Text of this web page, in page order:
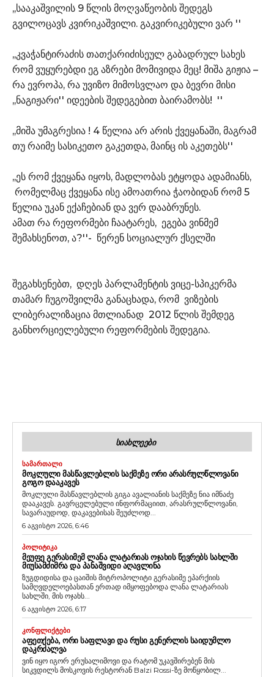
,,სააკაშვილის 9 წლის მოღვაწეობის შედეგს
გვილოცავს კვირიკაშვილი. გაკვირიკებული ვარ ''
,,კვაჭანტირაძის თათქარიძისეულ გაბადრულ სახეს
რომ ვუყურებდი ეგ აზრები მომივიდა მეც! მიშა გიჟია –
რა ევროპა, რა უვიზო მიმოსვლაო და ბევრი მისი
,,ნაგიჟარი'' იდეების შედეგებით ბაირამობს! ''
,,მიშა უმაგრესია ! 4 წელია არ არის ქვეყანაში, მაგრამ
თუ რაიმე სასიკეთო გაკეთდა, მაინც ის აკეთებს''
,,ეს რომ ქვეყანა იყოს, მადლობას ეტყოდა ადამიანს,
რომელმაც ქვეყანა ისე ამოათრია ჭაობიდან რომ 5
წელია უკან ექაჩებიან და ვერ დააბრუნეს.
ამათ რა რეფორმები ჩაატარეს, ეგება ვინმემ
შემახსენოთ, ა?''- წერენ სოციალურ ქსელში
შეგახსენებთ, დღეს პარლამენტის ვიცე-სპიკერმა
თამარ ჩუგოშვილმა განაცხადა, რომ ვიზების
ლიბერალიზაცია მთლიანად 2012 წლის შემდეგ
განხორციელებული რეფორმების შედეგია.
ᲡᲘᲐᲮᲚᲔᲔᲑᲘ
ᲡᲐᲛᲐᲠᲗᲐᲚᲘ
ᲛᲝᲙᲚᲣᲚᲘ ᲛᲐᲡᲬᲐᲕᲚᲔᲑᲚᲘᲡ ᲡᲐᲥᲛᲔᲖᲔ ᲝᲠᲘ ᲐᲠᲐᲡᲠᲣᲚᲬᲚᲝᲕᲐᲜᲘ
ᲒᲝᲒᲝ ᲓᲐᲐᲙᲐᲕᲔᲡ
მოკლული მასწავლებლის გიგა ავალიანის საქმეზე ნია იმნაძე
დააკავეს. გავრცელებული ინფორმაციით, არასრულწლოვანი,
სავარაუდოდ, დაკავებისას შეუძლოდ...
6 აგვისტო 2026, 6:46
ᲞᲝᲚᲘᲢᲘᲙᲐ
ᲛᲔᲣᲤᲔ ᲒᲔᲠᲐᲡᲘᲛᲔᲛ ᲚᲐᲜᲐ ᲚᲐᲢᲐᲠᲘᲐᲡ ᲝᲯᲐᲮᲘᲡ ᲬᲔᲕᲠᲔᲑᲡ ᲡᲐᲮᲚᲨᲘ
ᲛᲘᲣᲡᲐᲛᲫᲘᲛᲠᲐ ᲓᲐ ᲞᲐᲜᲐᲨᲕᲘᲓᲘ ᲐᲦᲐᲕᲚᲘᲜᲐ
ზუგდიდისა და ცაიშის მიტროპოლიტი გერასიმე ეპარქიის
სამღვდელოებასთან ერთად იმყოფებოდა ლანა ლატარიას
სახლში, მის ოჯახს...
6 აგვისტო 2026, 6:17
ᲙᲝᲜᲤᲚᲘᲥᲢᲔᲑᲘ
ᲐᲤᲔᲗᲥᲔᲑᲐ, ᲝᲠᲘ ᲡᲐᲤᲚᲐᲕᲘ ᲓᲐ ᲠᲣᲡᲘ ᲒᲔᲜᲔᲠᲚᲘᲡ ᲡᲐᲘᲓᲣᲛᲚᲝ
ᲓᲐᲙᲠᲫᲐᲚᲕᲐ
ვინ იყო იგორ ერუსალიმოვი და რატომ უკავშირებენ მის
სიკვდილს მოსკოვის რესტორან Balzi Rossi-ზე მოწყობილ...